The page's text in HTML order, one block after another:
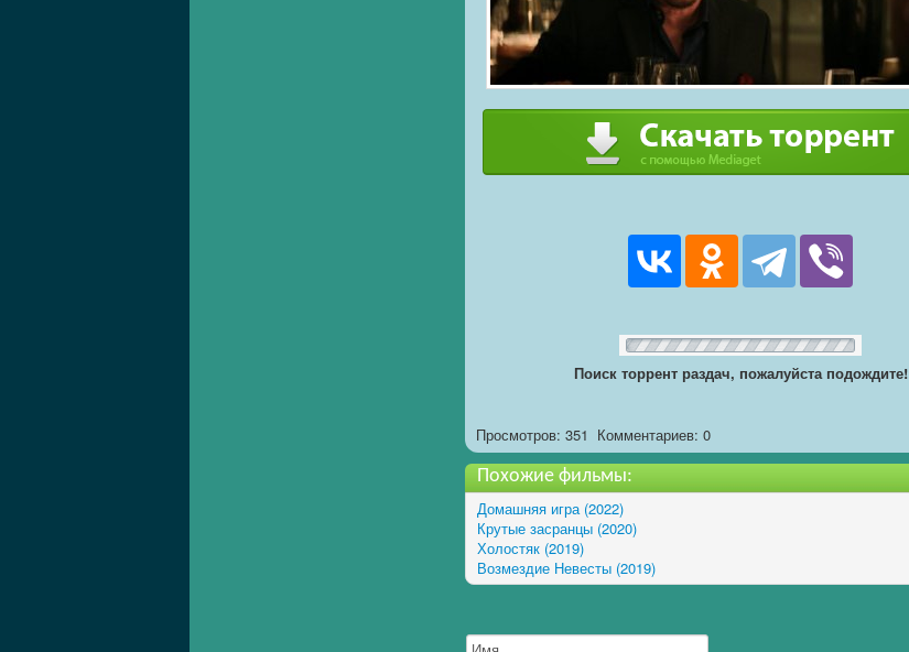
Поиск торрент раздач, пожалуйста подождите!
Просмотров: 351 Комментариев: 0
Похожие фильмы:
Домашняя игра (2022)
Крутые засранцы (2020)
Холостяк (2019)
Возмездие Невесты (2019)